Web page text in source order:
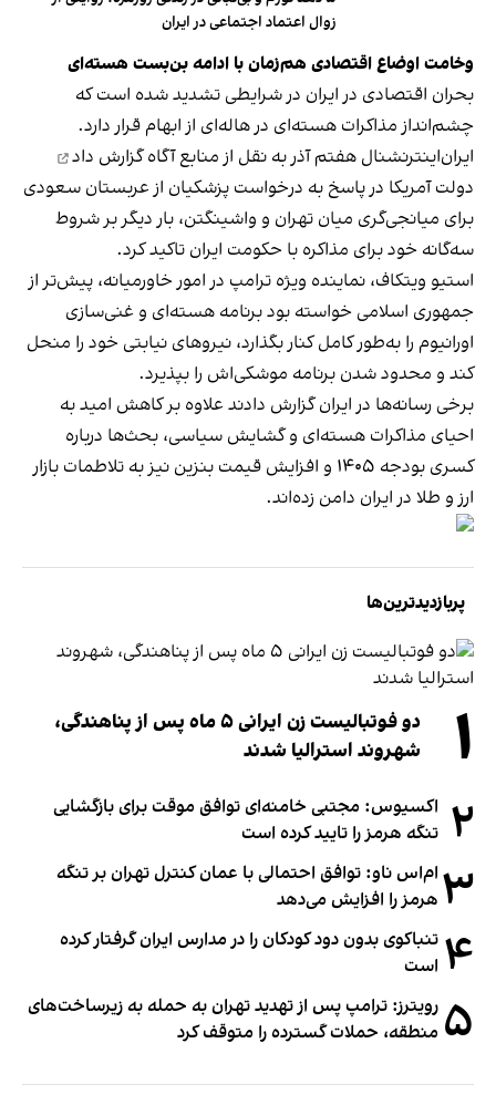
زوال اعتماد اجتماعی در ایران
وخامت اوضاع اقتصادی هم‌زمان با ادامه بن‌بست هسته‌ای
بحران اقتصادی در ایران در شرایطی تشدید شده است که
چشم‌انداز مذاکرات هسته‌ای در هاله‌ای از ابهام قرار دارد.
ایران‌اینترنشنال هفتم آذر به نقل از منابع آگاهگزارش داد
دولت آمریکا در پاسخ به درخواست پزشکیان از عربستان سعودی
برای میانجی‌گری میان تهران و واشینگتن، بار دیگر بر شروط
سه‌گانه خود برای مذاکره با حکومت ایران تاکید کرد.
استیو ویتکاف، نماینده ویژه ترامپ در امور خاورمیانه، پیش‌تر از
جمهوری اسلامی خواسته بود برنامه هسته‌ای و غنی‌سازی
اورانیوم را به‌طور کامل کنار بگذارد، نیروهای نیابتی خود را منحل
کند و محدود شدن برنامه موشکی‌اش را بپذیرد.
برخی رسانه‌ها در ایران گزارش دادند علاوه بر کاهش امید به
احیای مذاکرات هسته‌ای و گشایش سیاسی، بحث‌ها درباره
کسری بودجه ۱۴۰۵ و افزایش قیمت بنزین نیز به تلاطمات بازار
ارز و طلا در ایران دامن زده‌اند.
پربازدیدترین‌ها
۱
دو فوتبالیست زن ایرانی ۵ ماه پس از پناهندگی،
شهروند استرالیا شدند
۲ اکسیوس: مجتبی خامنه‌ای توافق موقت برای بازگشایی
تنگه هرمز را تایید کرده است
۳ ام‌اس ناو: توافق احتمالی با عمان کنترل تهران بر تنگه
هرمز را افزایش می‌دهد
۴ تنباکوی بدون دود کودکان را در مدارس ایران گرفتار کرده
است
۵ رویترز: ترامپ پس از تهدید تهران به حمله به زیرساخت‌های
منطقه، حملات گسترده را متوقف کرد